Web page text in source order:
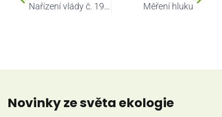
Nařízení vlády č. 195/2021 Sb., kterým se mění nařízení vlády č. 361/2007 Sb., kterým se stanoví podmínky ochrany zdraví při práci Měření hluku
Novinky ze světa ekologie